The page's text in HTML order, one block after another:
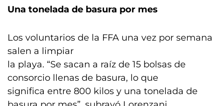
Una tonelada de basura por mes
Los voluntarios de la FFA una vez por semana
salen a limpiar
la playa. “Se sacan a raíz de 15 bolsas de
consorcio llenas de basura, lo que
significa entre 800 kilos y una tonelada de